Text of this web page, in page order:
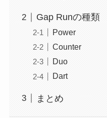
Gap Runの種類
Power
Counter
Duo
Dart
まとめ